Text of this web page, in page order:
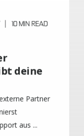
10 MIN READ
deine
Partner
aus ...